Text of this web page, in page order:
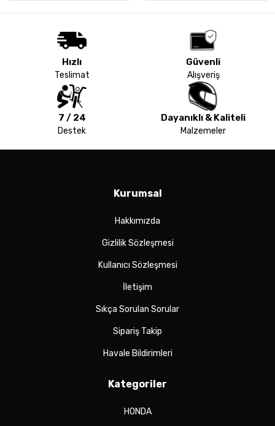
Hızlı
Teslimat
Güvenli
Alışveriş
7 / 24
Destek
Dayanıklı & Kaliteli
Malzemeler
Kurumsal
Hakkımızda
Gizlilik Sözleşmesi
Kullanıcı Sözleşmesi
İletişim
Sıkça Sorulan Sorular
Sipariş Takip
Havale Bildirimleri
Kategoriler
HONDA